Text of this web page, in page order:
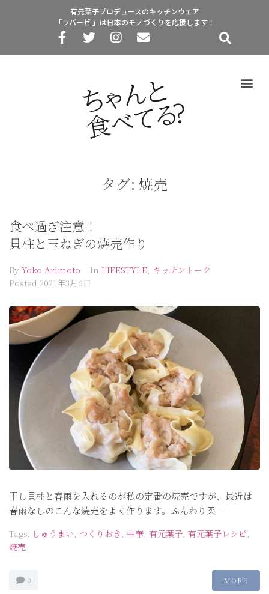
有元葉子プロデュースのキッチンウェア
「ラバーゼ 」は日本のモノづくりを応援します！
タグ: 焼売
食べ過ぎ注意！
貝柱と玉ねぎの焼売作り
By Yoko Arimoto In LIFESTYLE, キッチントーク
Posted 2021年3月6日
干し貝柱と春雨を入れるのが私の定番の焼売ですが、最近は
春雨なしのこんな焼売をよく作ります。ふんわり柔...
Tags: しゅうまい, つくりおき, 中華, 有元葉子, 有元葉子レシピ,
焼売
0 MORE